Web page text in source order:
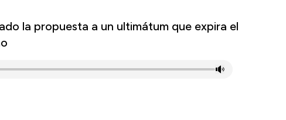
la propuesta a un ultimátum que expira el